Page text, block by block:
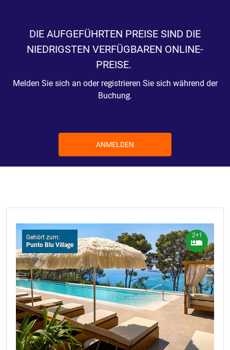
DIE AUFGEFÜHRTEN PREISE SIND DIE
NIEDRIGSTEN VERFÜGBAREN ONLINE-
PREISE.
Melden Sie sich an oder registrieren Sie sich während der
Buchung.
ANMELDEN
Gehört zum:
Punto Blu Village
2+1